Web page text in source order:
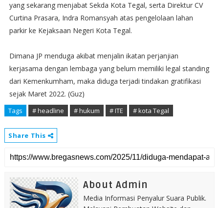
yang sekarang menjabat Sekda Kota Tegal, serta Direktur CV
Curtina Prasara, Indra Romansyah atas pengelolaan lahan
parkir ke Kejaksaan Negeri Kota Tegal.
Dimana JP menduga akibat menjalin ikatan perjanjian
kerjasama dengan lembaga yang belum memiliki legal standing
dari Kemenkumham, maka diduga terjadi tindakan gratifikasi
sejak Maret 2022. (Guz)
Tags # headline # hukum # ITE # kota Tegal
Share This
About Admin
Media Informasi Penyalur Suara Publik.